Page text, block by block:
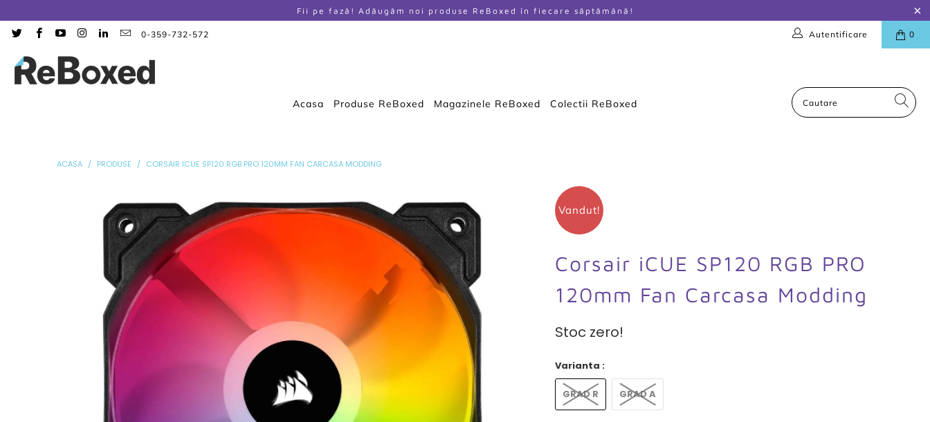
Fii pe fază! Adăugăm noi produse ReBoxed în fiecare săptămână!
0-359-732-572 Autentificare 0
Acasa Produse ReBoxed Magazinele ReBoxed Colectii ReBoxed
ACASA / PRODUSE / CORSAIR ICUE SP120 RGB PRO 120MM FAN CARCASA MODDING
Vandut!
Corsair iCUE SP120 RGB PRO
120mm Fan Carcasa Modding
Stoc zero!
Varianta :
GRAD R GRAD A